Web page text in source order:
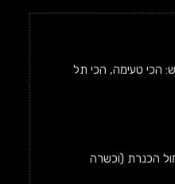
הכי טעימה, הכי תל
הכנרת (וכשרה